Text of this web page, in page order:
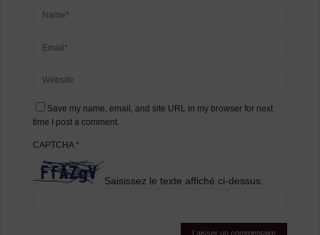
Save my name, email, and site URL in my browser for next
time I post a comment.
CAPTCHA*
Saisissez le texte affiché ci-dessus: